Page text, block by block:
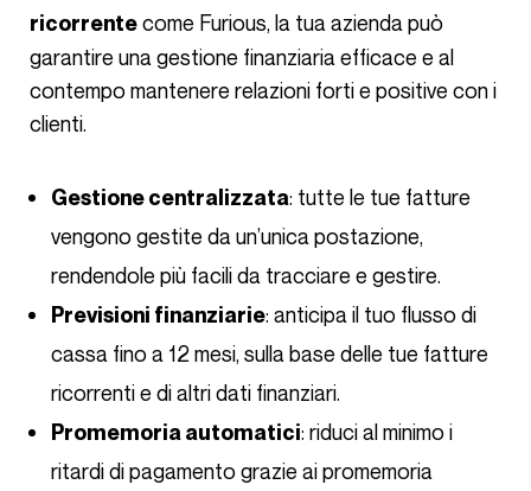
ricorrentecome Furious, la tua azienda può
garantire una gestione finanziaria efficace e al
contempo mantenere relazioni forti e positive con i
clienti.
Gestione centralizzata: tutte le tue fatture
vengono gestite da un’unica postazione,
rendendole più facili da tracciare e gestire.
Previsioni finanziarie: anticipa il tuo flusso di
cassa fino a 12 mesi, sulla base delle tue fatture
ricorrenti e di altri dati finanziari.
Promemoria automatici: riduci al minimo i
ritardi di pagamento grazie ai promemoria